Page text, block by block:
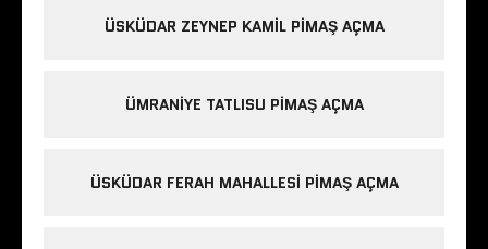
ÜSKÜDAR ZEYNEP KAMIL PIMAŞ AÇMA
ÜMRANIYE TATLISU PIMAŞ AÇMA
ÜSKÜDAR FERAH MAHALLESI PIMAŞ AÇMA